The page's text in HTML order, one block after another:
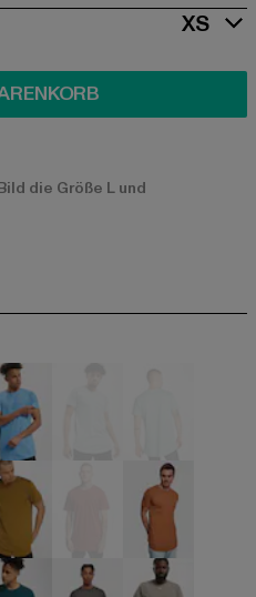
XS
die Größe L und
blau blau
braun braun braun